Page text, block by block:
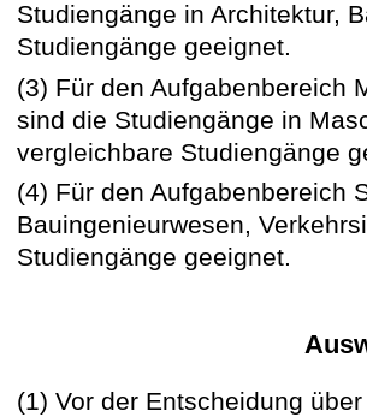
Studiengänge in Architektur,
Studiengänge geeignet.
(3) Für den Aufgabenbereich
sind die Studiengänge in
vergleichbare Studiengänge
(4) Für den Aufgabenbereich
Bauingenieurwesen,
Studiengänge geeignet.
(1) Vor der Entscheidung